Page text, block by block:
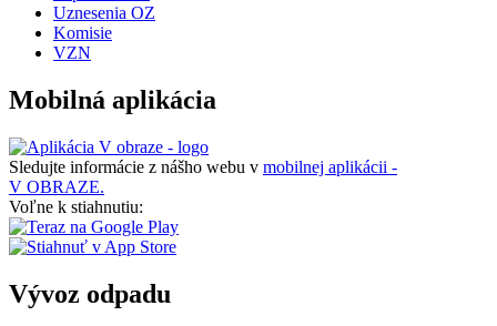
Uznesenia OZ
Komisie
VZN
Mobilná aplikácia
Sledujte informácie z nášho webu v mobilnej aplikácii -
V OBRAZE.
Voľne k stiahnutiu:
Vývoz odpadu